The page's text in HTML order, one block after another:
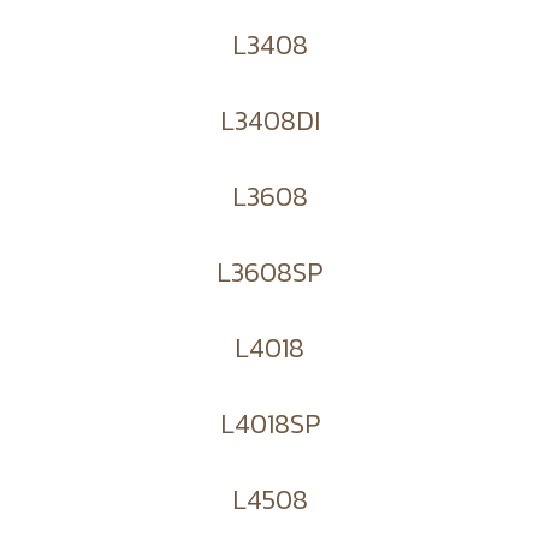
L3408
L3408DI
L3608
L3608SP
L4018
L4018SP
L4508